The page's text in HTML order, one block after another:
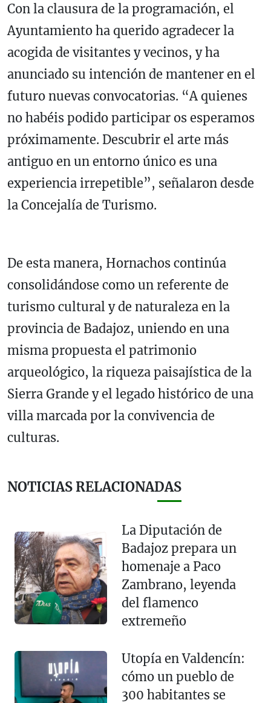
Con la clausura de la programación, el
Ayuntamiento ha querido agradecer la
acogida de visitantes y vecinos, y ha
anunciado su intención de mantener en el
futuro nuevas convocatorias. “A quienes
no habéis podido participar os esperamos
próximamente. Descubrir el arte más
antiguo en un entorno único es una
experiencia irrepetible”, señalaron desde
la Concejalía de Turismo.
De esta manera, Hornachos continúa
consolidándose como un referente de
turismo cultural y de naturaleza en la
provincia de Badajoz, uniendo en una
misma propuesta el patrimonio
arqueológico, la riqueza paisajística de la
Sierra Grande y el legado histórico de una
villa marcada por la convivencia de
culturas.
NOTICIAS RELACIONADAS
La Diputación de
Badajoz prepara un
homenaje a Paco
Zambrano, leyenda
del flamenco
extremeño
Utopía en Valdencín:
cómo un pueblo de
300 habitantes se